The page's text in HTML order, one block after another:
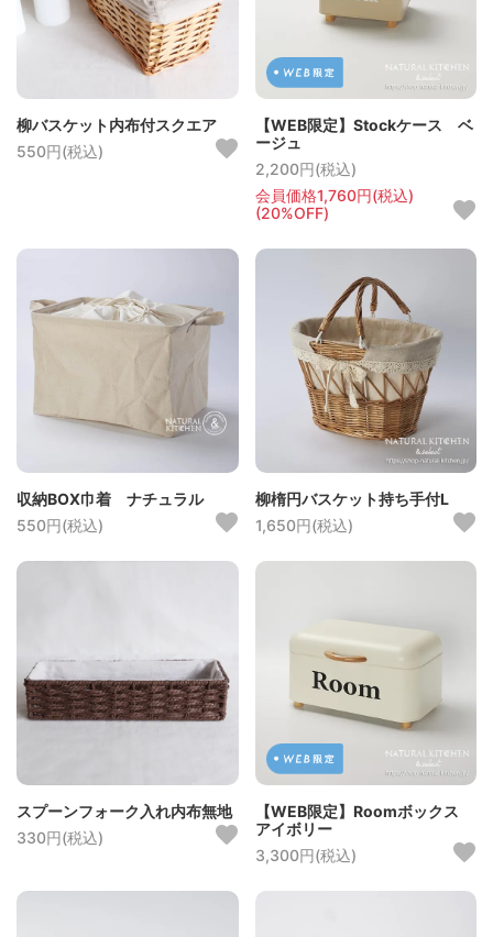
柳バスケット内布付スクエア
550円(税込)
【WEB限定】Stockケース ベ
ージュ
2,200円(税込)
会員価格1,760円(税込)
(20%OFF)
収納BOX巾着 ナチュラル
550円(税込)
柳楕円バスケット持ち手付L
1,650円(税込)
スプーンフォーク入れ内布無地
330円(税込)
【WEB限定】Roomボックス
アイボリー
3,300円(税込)